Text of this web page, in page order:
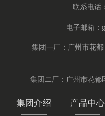
联系电话
电子邮箱：
集团一厂：广州市花
集团二厂：广州市花
集团介绍 产品中心